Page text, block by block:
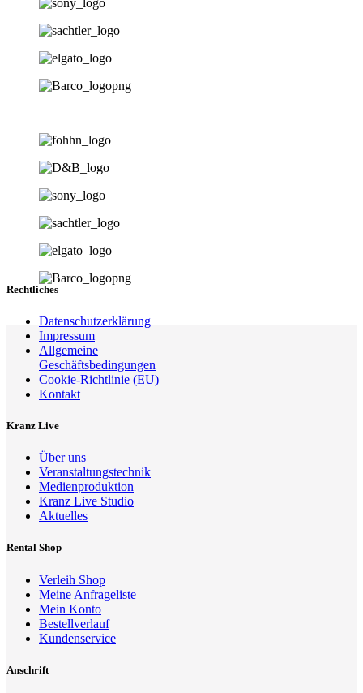
Rechtliches
Datenschutzerklärung
Impressum
Allgemeine
Geschäftsbedingungen
Cookie-Richtlinie (EU)
Kontakt
Kranz Live
Über uns
Veranstaltungstechnik
Medienproduktion
Kranz Live Studio
Aktuelles
Rental Shop
Verleih Shop
Meine Anfrageliste
Mein Konto
Bestellverlauf
Kundenservice
Anschrift